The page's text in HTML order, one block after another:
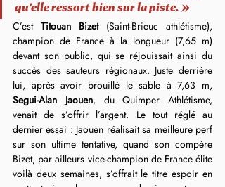
qu’elle ressort bien sur la piste. »
C’est Titouan Bizet (Saint-Brieuc athlétisme),
champion de France à la longueur (7,65 m)
devant son public, qui se réjouissait ainsi du
succès des sauteurs régionaux. Juste derrière
Segui-Alan Jaouen, du Quimper Athlétisme,
venait de s’offrir l’argent. Le tout réglé au
dernier essai : Jaouen réalisait sa meilleure perf
sur son ultime tentative, quand son compère
Bizet, par ailleurs vice-champion de France élite
voilà deux semaines, s’offrait le titre espoir en